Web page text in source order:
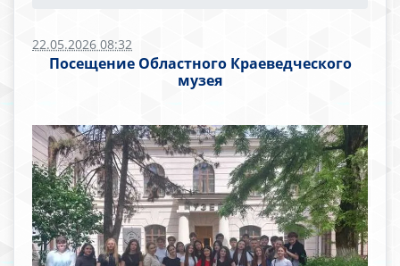
22.05.2026 08:32
Посещение Областного Краеведческого
музея